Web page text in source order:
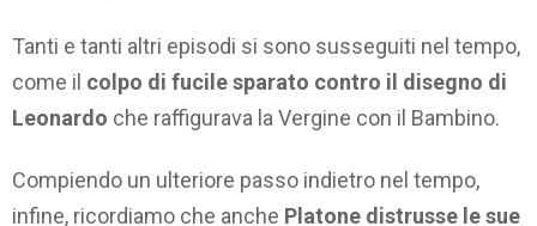
Tanti e tanti altri episodi si sono susseguiti nel tempo,
come il colpo di fucile sparato contro il disegno di
Leonardo che raffigurava la Vergine con il Bambino.
Compiendo un ulteriore passo indietro nel tempo,
infine, ricordiamo che anche Platone distrusse le sue